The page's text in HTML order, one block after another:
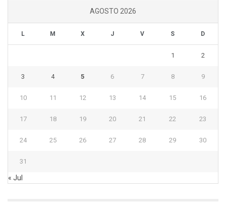
AGOSTO 2026
L M X J V S D
1 2
3 4 5 6 7 8 9
10 11 12 13 14 15 16
17 18 19 20 21 22 23
24 25 26 27 28 29 30
31
« Jul